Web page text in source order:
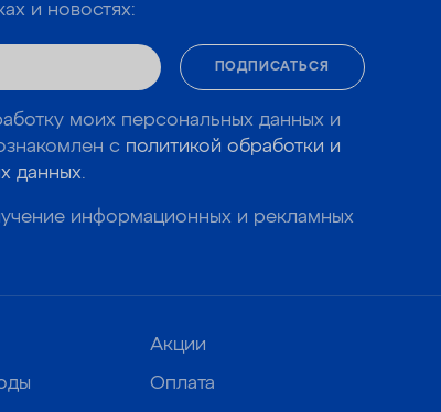
и новостях:
ПОДПИСАТЬСЯ
моих персональных данных и
с политикой обработки и
данных.
информационных и рекламных
Акции
Оплата